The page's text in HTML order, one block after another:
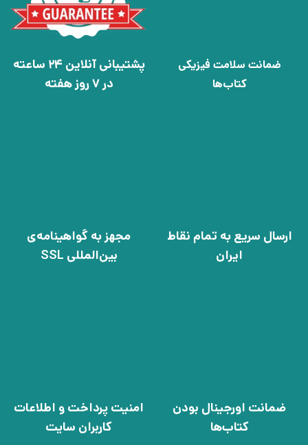
ضمانت سلامت فیزیکی
کتاب‌ها
پشتیبانی آنلاین 24 ساعته
در 7 روز هفته
ارسال سریع به تمام نقاط
ایران
مجهز به گواهینامه‌ی
بین‌المللی SSL
ضمانت اورجینال بودن
کتاب‌ها
امنیت پرداخت و اطلاعات
کاربران سایت